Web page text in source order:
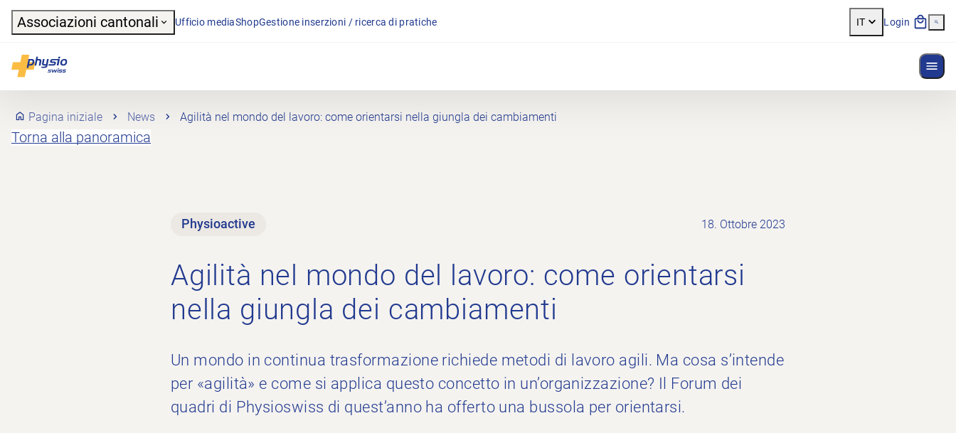
Header
Associazioni cantonali Ufficio mediaShopGestione inserzioni / ricerca di pratiche IT Login
Physioswiss
Navigazione principale
Pagina iniziale News Agilità nel mondo del lavoro: come orientarsi nella giungla dei cambiamenti
Torna alla panoramica
Physioactive 18. Ottobre 2023
Agilità nel mondo del lavoro: come orientarsi
nella giungla dei cambiamenti
Un mondo in continua trasformazione richiede metodi di lavoro agili. Ma cosa s’intende
per «agilità» e come si applica questo concetto in un’organizzazione? Il Forum dei
quadri di Physioswiss di quest’anno ha offerto una bussola per orientarsi.